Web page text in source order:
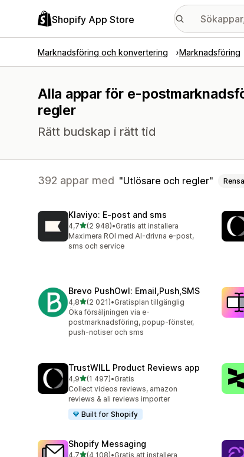
Shopify App Store
Marknadsföring och konvertering Marknadsföring
Alla appar för e-
regler
Rätt budskap i rätt tid
392 appar med Utlösare och regler Rensa
Klaviyo: E‑post and sms
4,7av 5 stjärnor
(2 948)
2948 recensioner totalt
•Gratis att installera
Maximera ROI med AI-drivna e-post,
sms och service
Brevo PushOwl: Email,Push,SMS
4,8av 5 stjärnor
(2 021)
2021 recensioner totalt
•Gratisplan tillgänglig
Öka försäljningen via e-
postmarknadsföring, popup-fönster,
push-notiser och sms
TrustWILL Product Reviews app
4,9av 5 stjärnor
(1 497)
1497 recensioner totalt
•Gratis
Collect videos reviews, amazon
reviews & ali reviews importer
Built for Shopify
Shopify Messaging
4,7av 5 stjärnor
(4 108)•Gratis att installera